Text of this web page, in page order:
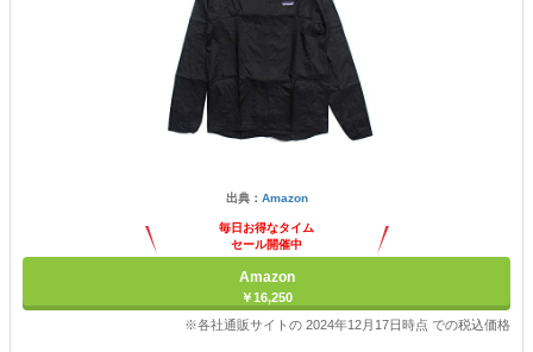
出典： Amazon
毎日お得なタイム
セール開催中
Amazon
￥16,250
※各社通販サイトの 2024年12月17日時点 での税込価格